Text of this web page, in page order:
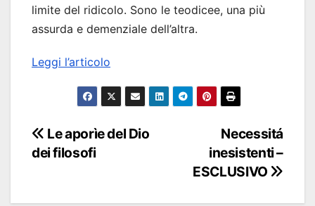
limite del ridicolo. Sono le teodicee, una più
assurda e demenziale dell’altra.
Leggi l’articolo
Navigazione
articoli
Necessitá
inesistenti –
ESCLUSIVO
Le aporìe del Dio
dei filosofi